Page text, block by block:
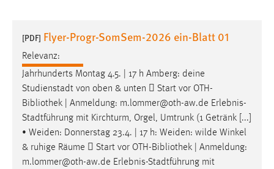
[PDF] Flyer-Progr-SomSem-2026 ein-Blatt 01
Relevanz:
Jahrhunderts Montag 4.5. | 17 h Amberg: deine
Studienstadt von oben & unten  Start vor OTH-
Bibliothek | Anmeldung: m.lommer@oth-aw.de Erlebnis-
Stadtführung mit Kirchturm, Orgel, Umtrunk (1 Getränk [...]
• Weiden: Donnerstag 23.4. | 17 h: Weiden: wilde Winkel
& ruhige Räume  Start vor OTH-Bibliothek | Anmeldung:
m.lommer@oth-aw.de Erlebnis-Stadtführung mit
Performance
Name:
staticfilecache
Zweck:
Für performante Seitenauslieferung wird in diesem Cookie
gespeichert, ob man eingeloggt ist.
Sprachpräferenz